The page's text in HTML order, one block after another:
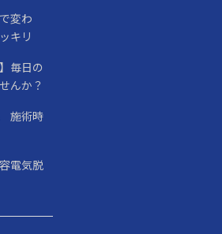
変わ
キリ
毎日の
んか？
施術時
電気脱